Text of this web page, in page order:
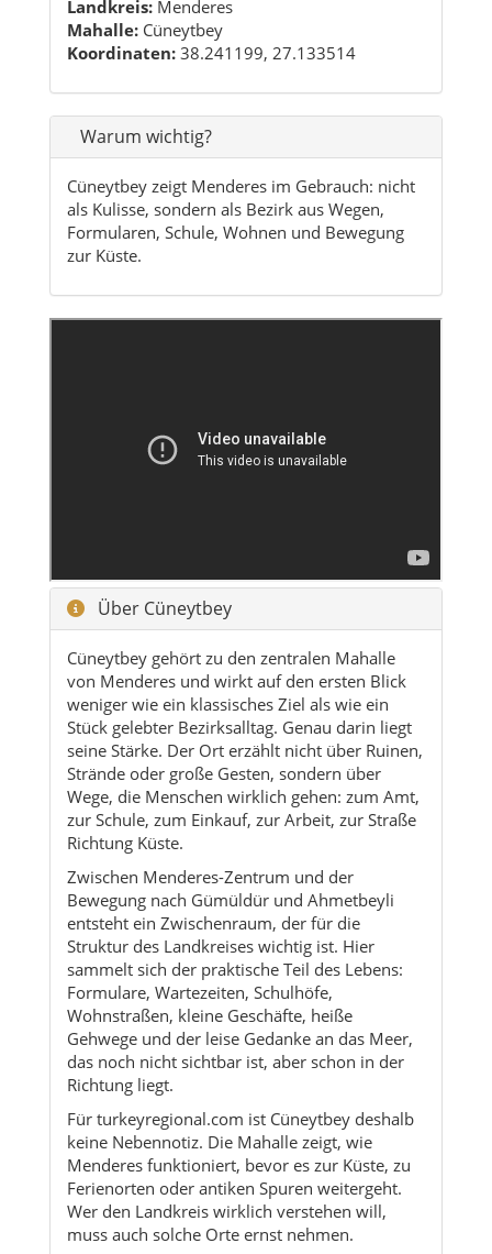
Landkreis: Menderes
Mahalle: Cüneytbey
Koordinaten: 38.241199, 27.133514
Warum wichtig?
Cüneytbey zeigt Menderes im Gebrauch: nicht
als Kulisse, sondern als Bezirk aus Wegen,
Formularen, Schule, Wohnen und Bewegung
zur Küste.
Über Cüneytbey
Cüneytbey gehört zu den zentralen Mahalle
von Menderes und wirkt auf den ersten Blick
weniger wie ein klassisches Ziel als wie ein
Stück gelebter Bezirksalltag. Genau darin liegt
seine Stärke. Der Ort erzählt nicht über Ruinen,
Strände oder große Gesten, sondern über
Wege, die Menschen wirklich gehen: zum Amt,
zur Schule, zum Einkauf, zur Arbeit, zur Straße
Richtung Küste.
Zwischen Menderes-Zentrum und der
Bewegung nach Gümüldür und Ahmetbeyli
entsteht ein Zwischenraum, der für die
Struktur des Landkreises wichtig ist. Hier
sammelt sich der praktische Teil des Lebens:
Formulare, Wartezeiten, Schulhöfe,
Wohnstraßen, kleine Geschäfte, heiße
Gehwege und der leise Gedanke an das Meer,
das noch nicht sichtbar ist, aber schon in der
Richtung liegt.
Für turkeyregional.com ist Cüneytbey deshalb
keine Nebennotiz. Die Mahalle zeigt, wie
Menderes funktioniert, bevor es zur Küste, zu
Ferienorten oder antiken Spuren weitergeht.
Wer den Landkreis wirklich verstehen will,
muss auch solche Orte ernst nehmen.